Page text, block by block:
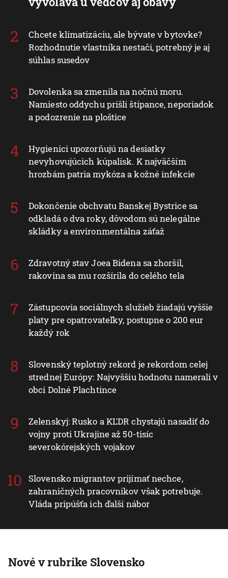
Chcete klimatizáciu, ale bývate v bytovke?
Rozhodnutie vlastníka nestačí, potrebný je aj
súhlas susedov
Dovolenka sa zmenila na nočnú moru.
Namiesto oddychu prišli štípance, neporiadok
a podozrenie na ploštice
Hygienici upozorňujú na desiatky
nevyhovujúcich kúpalísk. K najväčším
hrozbám patria mykóza a kožné infekcie
Dokončenie obchvatu Banskej Bystrice sa
odkladá o dva roky, dôvodom sú nelegálne
skládky a environmentálna záťaž
Zdravotný stav Joea Bidena sa zhoršil,
rakovina sa mu rozšírila do celého tela
Zástupcovia sociálnych služieb žiadajú vyššie
platy pre opatrovateľky, postupne o 200 eur
každý rok
Slovenský teplotný rekord je rekordom celej
strednej Európy: Najvyššiu hodnotu namerali v
obci Dolné Plachtince
Zelenskyj: Rusko a KĽDR chystajú nasadiť do
vojny proti Ukrajine až 50-tisíc
severokórejských vojakov
Slovensko migrantov prijímať nechce,
zahraničných pracovníkov však potrebuje.
Vláda pripúšťa ich ďalší nábor
Nové v rubrike Slovensko